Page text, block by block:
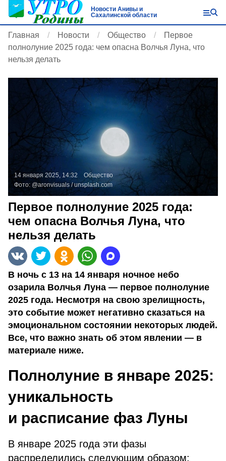
Новости Анивы и
Сахалинской области
Главная Новости Общество
Первое
полнолуние 2025 года: чем опасна Волчья Луна, что
нельзя делать
14 января 2025, 14:32
Общество
Фото: @aronvisuals /unsplash.com
Первое полнолуние 2025 года:
чем опасна Волчья Луна, что
нельзя делать
В ночь с 13 на 14 января ночное небо
озарила Волчья Луна — первое полнолуние
2025 года. Несмотря на свою зрелищность,
это событие может негативно сказаться на
эмоциональном состоянии некоторых людей.
Все, что важно знать об этом явлении — в
материале ниже.
Полнолуние в январе 2025:
уникальность
и расписание фаз Луны
В январе 2025 года эти фазы
распределились следующим образом: